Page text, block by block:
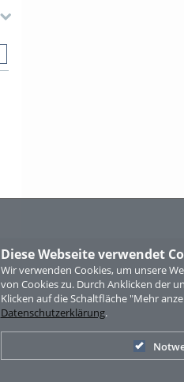
Diese Webseite verwendet
Wir verwenden Cookies, um unsere
von Cookies zu. Durch Anklicken der
Klicken auf die Schaltfläche "Mehr
Datenschutzerklärung.